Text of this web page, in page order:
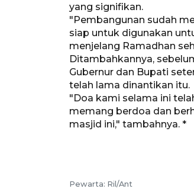
yang signifikan.
"Pembangunan sudah
siap untuk digunakan
menjelang Ramadhan
Ditambahkannya,
Gubernur dan Bupati
telah lama dinantikan itu.
"Doa kami selama ini
memang berdoa dan
masjid ini," tambahnya. *
Pewarta: Ril/Ant